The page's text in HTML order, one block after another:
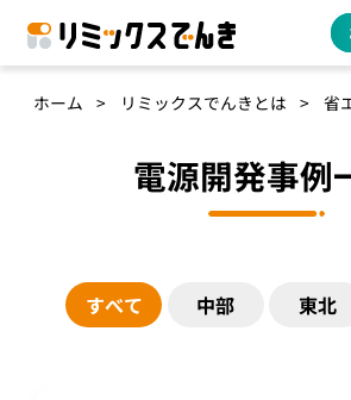
ホーム リミックスでんきとは 省
電源開発事例
すべて 中部 東北